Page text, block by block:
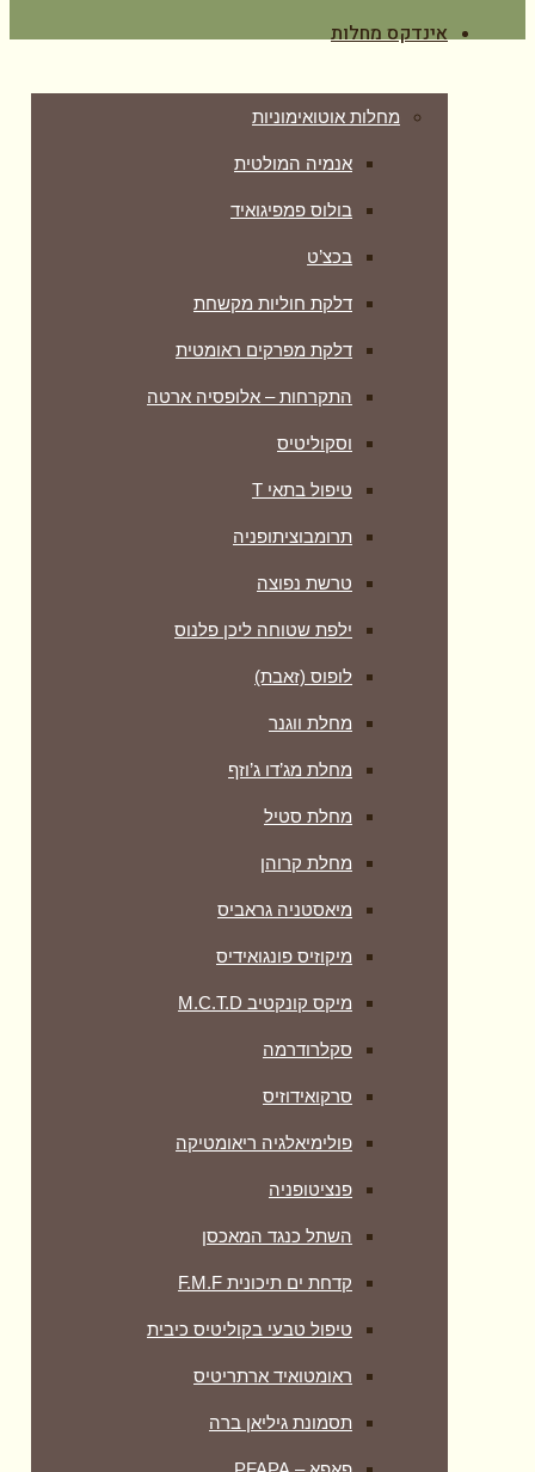
אינדקס מחלות
מחלות אוטואימוניות
אנמיה המולטית
בולוס פמפיגואיד
בכצ’ט
דלקת חוליות מקשחת
דלקת מפרקים ראומטית
התקרחות – אלופסיה ארטה
וסקוליטיס
טיפול בתאי T
תרומבוציתופניה
טרשת נפוצה
ילפת שטוחה ליכן פלנוס
לופוס (זאבת)
מחלת ווגנר
מחלת מג’דו ג’וזף
מחלת סטיל
מחלת קרוהן
מיאסטניה גראביס
מיקוזיס פונגואידיס
מיקס קונקטיב M.C.T.D
סקלרודרמה
סרקואידוזיס
פולימיאלגיה ריאומטיקה
‏פנציטופניה
השתל כנגד המאכסן
קדחת ים תיכונית F.M.F
טיפול טבעי בקוליטיס כיבית
ראומטואיד ארתריטיס
תסמונת גיליאן ברה